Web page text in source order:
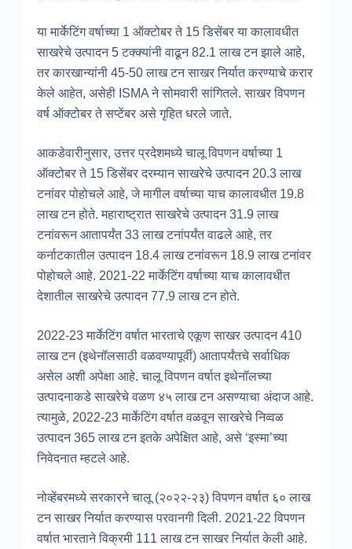
या मार्केटिंग वर्षाच्या 1 ऑक्टोबर ते 15 डिसेंबर या कालावधीत
साखरेचे उत्पादन 5 टक्क्यांनी वाढून 82.1 लाख टन झाले आहे,
तर कारखान्यांनी 45-50 लाख टन साखर निर्यात करण्याचे करार
केले आहेत, असेही ISMA ने सोमवारी सांगितले. साखर विपणन
वर्ष ऑक्टोबर ते सप्टेंबर असे गृहित धरले जाते.
आकडेवारीनुसार, उत्तर प्रदेशमध्ये चालू विपणन वर्षाच्या 1
ऑक्टोबर ते 15 डिसेंबर दरम्यान साखरेचे उत्पादन 20.3 लाख
टनांवर पोहोचले आहे, जे मागील वर्षाच्या याच कालावधीत 19.8
लाख टन होते. महाराष्ट्रात साखरेचे उत्पादन 31.9 लाख
टनांवरून आतापर्यंत 33 लाख टनांपर्यंत वाढले आहे, तर
कर्नाटकातील उत्पादन 18.4 लाख टनांवरून 18.9 लाख टनांवर
पोहोचले आहे. 2021-22 मार्केटिंग वर्षाच्या याच कालावधीत
देशातील साखरेचे उत्पादन 77.9 लाख टन होते.
2022-23 मार्केटिंग वर्षात भारताचे एकूण साखर उत्पादन 410
लाख टन (इथेनॉलसाठी वळवण्यापूर्वी) आतापर्यंतचे सर्वाधिक
असेल अशी अपेक्षा आहे. चालू विपणन वर्षात इथेनॉलच्या
उत्पादनाकडे साखरेचे वळण ४५ लाख टन असण्याचा अंदाज आहे.
त्यामुळे, 2022-23 मार्केटिंग वर्षात वळवून साखरेचे निव्वळ
उत्पादन 365 लाख टन इतके अपेक्षित आहे, असे ‘इस्मा’च्या
निवेदनात म्हटले आहे.
नोव्हेंबरमध्ये सरकारने चालू (२०२२-२३) विपणन वर्षात ६० लाख
टन साखर निर्यात करण्यास परवानगी दिली. 2021-22 विपणन
वर्षात भारताने विक्रमी 111 लाख टन साखर निर्यात केली आहे.